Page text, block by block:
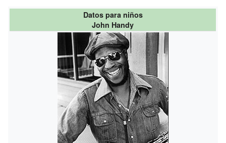
Datos para niños
John Handy